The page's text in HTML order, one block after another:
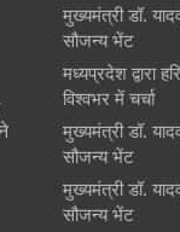
मुख्यमंत्री डॉ.
सौजन्य भेंट
मध्यप्रदेश द्वारा
विश्वभर में चर्चा
मुख्यमंत्री डॉ.
सौजन्य भेंट
मुख्यमंत्री डॉ.
सौजन्य भेंट